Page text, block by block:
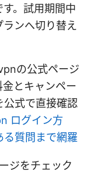
。試用期間中
ンへ切り替え
の公式ページ
とキャンペー
公式で直接確認
ログイン方
る質問まで網羅
ジをチェック